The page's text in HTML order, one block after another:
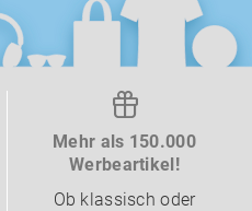
Mehr als 150.000
Werbeartikel!
Ob klassisch oder